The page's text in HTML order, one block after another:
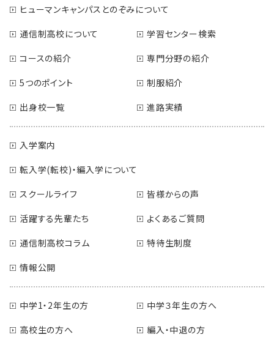
ヒューマンキャンパスとのぞみについて
通信制高校について
学習センター検索
コースの紹介
専門分野の紹介
5つのポイント
制服紹介
出身校一覧
進路実績
入学案内
転入学(転校)・編入学について
スクールライフ
皆様からの声
活躍する先輩たち
よくあるご質問
通信制高校コラム
特待生制度
情報公開
中学1・2年生の方
中学３年生の方へ
高校生の方へ
編入・中退の方